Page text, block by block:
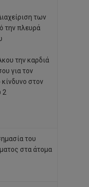
των
την πλευρά
την καρδιά
για τον
κίνδυνο στον
2
του
στα άτομα